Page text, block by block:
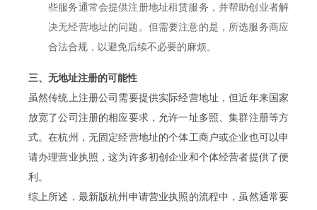
些服务通常会提供注册地址租赁服务，并帮助创业者解
决无经营地址的问题。但需要注意的是，所选服务商应
合法合规，以避免后续不必要的麻烦。
三、无地址注册的可能性
虽然传统上注册公司需要提供实际经营地址，但近年来国家
放宽了公司注册的相应要求，允许一址多照、集群注册等方
式。在杭州，无固定经营地址的个体工商户或企业也可以申
请办理营业执照，这为许多初创企业和个体经营者提供了便
利。
综上所述，最新版杭州申请营业执照的流程中，虽然通常要